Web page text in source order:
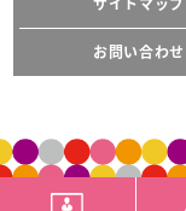
お問い合わせ